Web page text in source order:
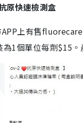
快速檢測盒
上有售
1個單位每劑$15